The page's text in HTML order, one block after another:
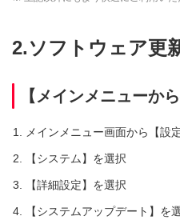
2.ソフトウェア更
【メインメニューか
メインメニュー画面から【設
【システム】を選択
【詳細設定】を選択
【システムアップデート】を